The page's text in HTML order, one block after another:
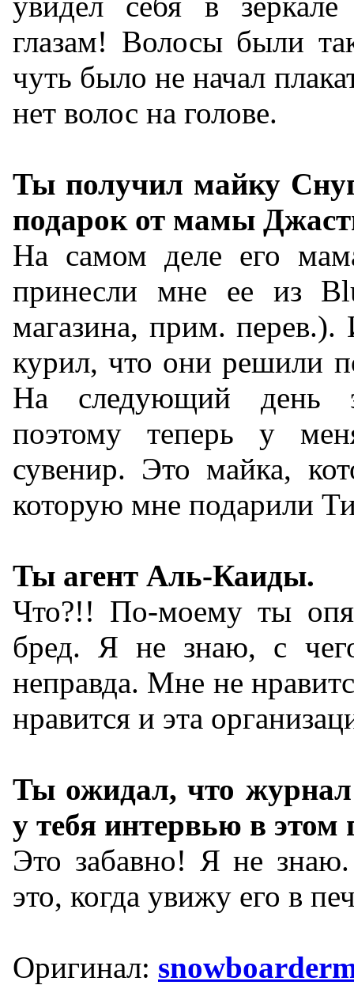
глазам! Волосы были
чуть было не начал
нет волос на голове.
Ты получил майку
подарок от мамы
На самом деле его
принесли мне ее из
магазина, прим. перев.).
курил, что они решили
На следующий день
поэтому теперь у
сувенир. Это майка,
которую мне подарили
Ты агент Аль-Каиды.
Что?!! По-моему ты
бред. Я не знаю, с
неправда. Мне не
нравится и эта
Ты ожидал, что
у тебя интервью в этом
Это забавно! Я не
это, когда увижу его в
Оригинал: